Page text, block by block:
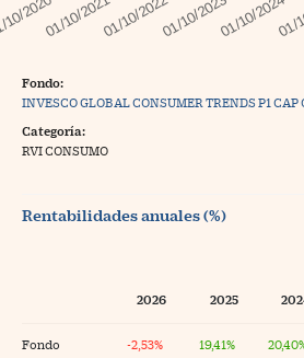
Fondo:
INVESCO GLOBAL CONSUMER TRENDS P1 CAP
Categoría:
RVI CONSUMO
Rentabilidades anuales (%)
2026 2025
Fondo -2,53% 19,41%